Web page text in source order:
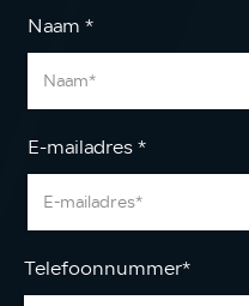
Naam *
E-mailadres*
Telefoonnummer*